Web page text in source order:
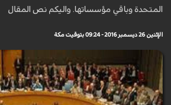
المتحدة وباقي مؤسساتها. واليكم نص المقال
الإثنين 26 ديسمبر 2016 - 09:24 بتوقيت مكة